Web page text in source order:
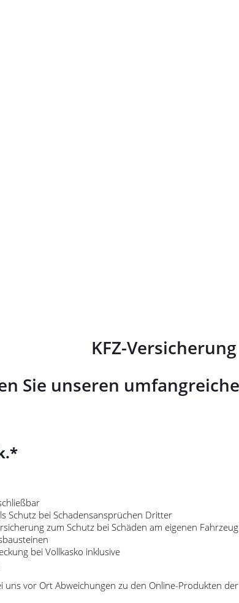
KFZ-Versicherung
Sie unseren
Schutz bei Schadensansprüchen Dritter
zum Schutz bei Schäden am eigenen
bei Vollkasko inklusive
uns vor Ort Abweichungen zu den Online-Produkten